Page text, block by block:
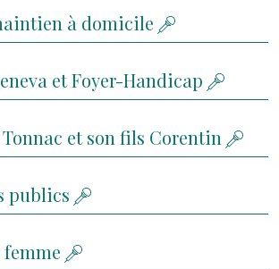
à domicile
et Foyer-Handicap
et son fils Corentin
publics
femme